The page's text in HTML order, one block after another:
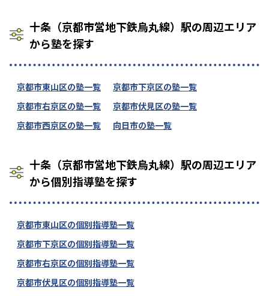
十条（京都市営地下鉄烏丸線）駅の周辺エリア
から塾を探す
京都市東山区の塾一覧
京都市下京区の塾一覧
京都市右京区の塾一覧
京都市伏見区の塾一覧
京都市西京区の塾一覧
向日市の塾一覧
十条（京都市営地下鉄烏丸線）駅の周辺エリア
から個別指導塾を探す
京都市東山区の個別指導塾一覧
京都市下京区の個別指導塾一覧
京都市右京区の個別指導塾一覧
京都市伏見区の個別指導塾一覧